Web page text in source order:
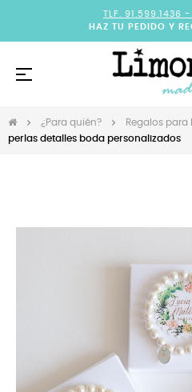
TLF. 91.599.1436 -
HAZ TU PEDIDO Y
Navegación
☰
¿Para quién? Regalos para
perlas detalles boda personalizados